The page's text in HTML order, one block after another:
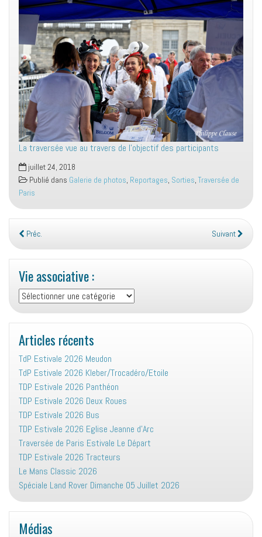
La traversée vue au travers de l’objectif des participants
juillet 24, 2018
Publié dans Galerie de photos, Reportages, Sorties, Traversée de
Paris
Préc. Suivant
Vie associative :
Vie
associative
:
Articles récents
TdP Estivale 2026 Meudon
TdP Estivale 2026 Kleber/Trocadéro/Etoile
TDP Estivale 2026 Panthéon
TDP Estivale 2026 Deux Roues
TDP Estivale 2026 Bus
TDP Estivale 2026 Eglise Jeanne d’Arc
Traversée de Paris Estivale Le Départ
TDP Estivale 2026 Tracteurs
Le Mans Classic 2026
Spéciale Land Rover Dimanche 05 Juillet 2026
Médias